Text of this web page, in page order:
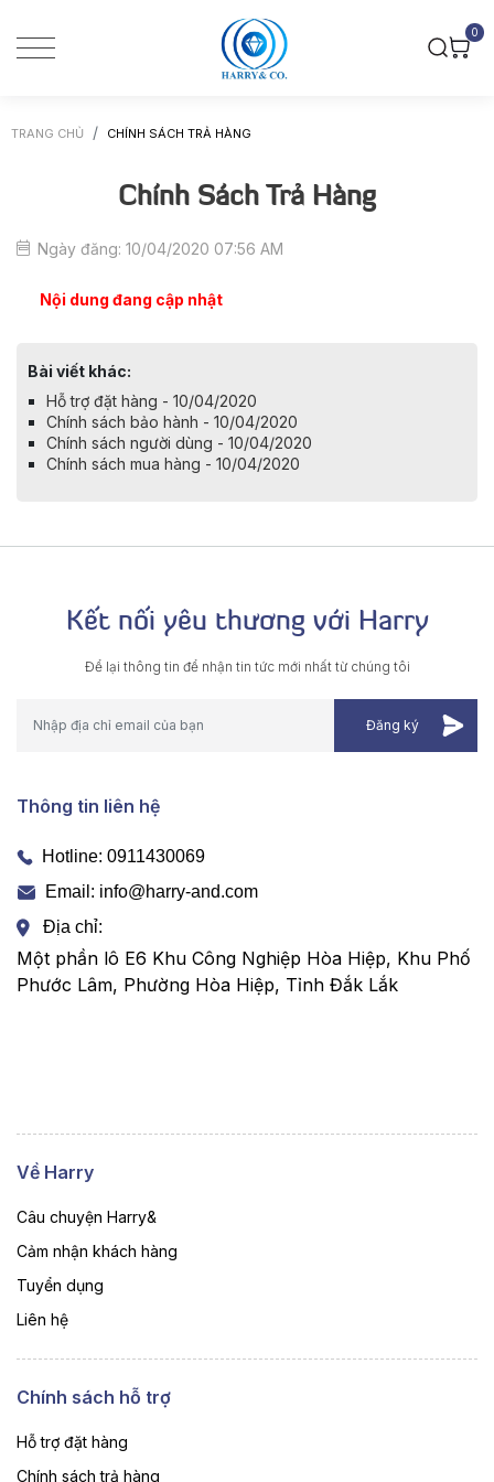
0
TRANG CHỦ CHÍNH SÁCH TRẢ HÀNG
Chính Sách Trả Hàng
Ngày đăng: 10/04/2020 07:56 AM
Nội dung đang cập nhật
Bài viết khác:
Hỗ trợ đặt hàng - 10/04/2020
Chính sách bảo hành - 10/04/2020
Chính sách người dùng - 10/04/2020
Chính sách mua hàng - 10/04/2020
Kết nối yêu thương với Harry
Để lại thông tin để nhận tin tức mới nhất từ chúng tôi
Thông tin liên hệ
Hotline: 0911430069
Email: info@harry-and.com
Địa chỉ:
Một phần lô E6 Khu Công Nghiệp Hòa Hiệp, Khu Phố
Phước Lâm, Phường Hòa Hiệp, Tỉnh Đắk Lắk
Về Harry
Câu chuyện Harry&
Cảm nhận khách hàng
Tuyển dụng
Liên hệ
Chính sách hỗ trợ
Hỗ trợ đặt hàng
Chính sách trả hàng